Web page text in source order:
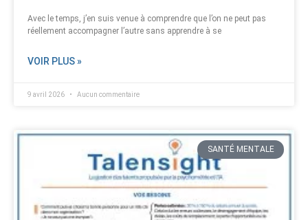
Avec le temps, j’en suis venue à comprendre que l’on ne peut pas
réellement accompagner l’autre sans apprendre à se
VOIR PLUS »
9 avril 2026 Aucun commentaire
SANTÉ MENTALE